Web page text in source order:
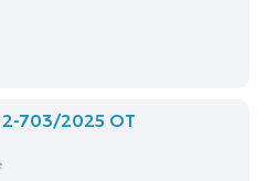
703/2025 ОТ